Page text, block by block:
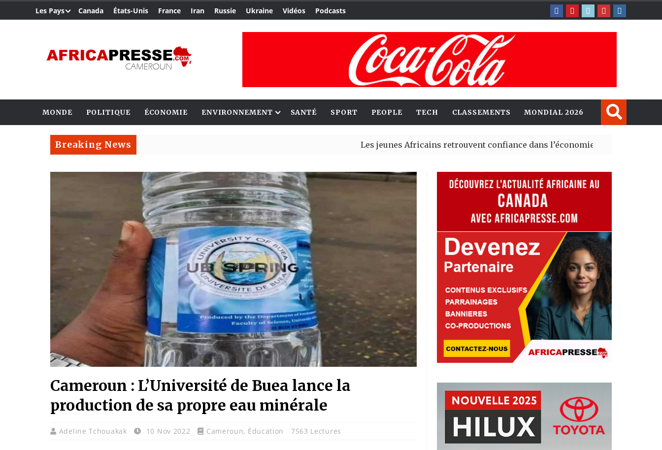
Les Pays Canada États-Unis France Iran Russie Ukraine Vidéos Podcasts
MONDE POLITIQUE ÉCONOMIE ENVIRONNEMENT SANTÉ SPORT PEOPLE TECH CLASSEMENTS MONDIAL 2026
Breaking News Les jeunes Africains retrouvent confiance dans l’économie, mais trois grands
Cameroun : L’Université de Buea lance la
production de sa propre eau minérale
Adeline Tchouakak 10 Nov 2022 Cameroun, Éducation 7563 Lectures